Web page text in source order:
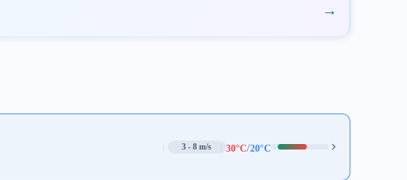
→
3 - 8 m/s 30°C/20°C